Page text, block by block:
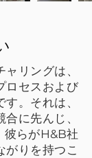
リングは、
ロセスおよび
。それは、
に先んじ、
彼らがH&B社
がりを持つこ